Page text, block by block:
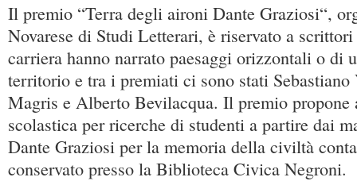
Il premio “Terra degli aironi Dante Graziosi“,
Novarese di Studi Letterari, è riservato a
carriera hanno narrato paesaggi orizzontali o di
territorio e tra i premiati ci sono stati
Magris e Alberto Bevilacqua. Il premio propone
scolastica per ricerche di studenti a partire dai
Dante Graziosi per la memoria della civiltà
conservato presso la Biblioteca Civica Negroni.